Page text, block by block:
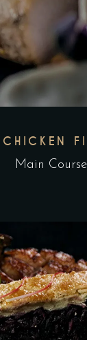
CHICKEN
Main